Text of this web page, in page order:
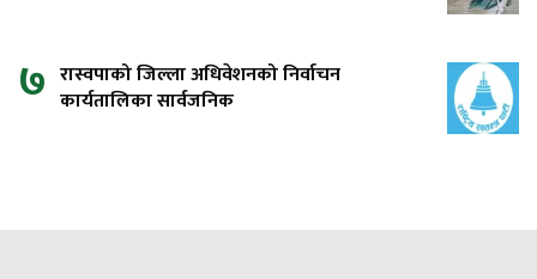
७ रास्वपाको जिल्ला अधिवेशनको निर्वाचन
कार्यतालिका सार्वजनिक